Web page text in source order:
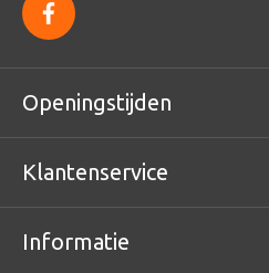
f
a
c
e
o
o
Openingstijden
Klantenservice
Informatie